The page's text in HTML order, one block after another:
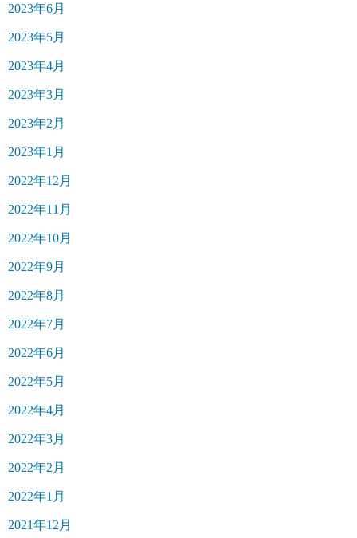
2023年6月
2023年5月
2023年4月
2023年3月
2023年2月
2023年1月
2022年12月
2022年11月
2022年10月
2022年9月
2022年8月
2022年7月
2022年6月
2022年5月
2022年4月
2022年3月
2022年2月
2022年1月
2021年12月